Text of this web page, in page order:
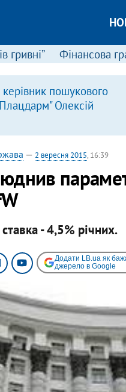
гривні” Фінансова
керівник пошукового
Олексій
— 2 вересня 2015, 16:39
- 4,5% річних.
Додати LB.ua як
джерело в Google